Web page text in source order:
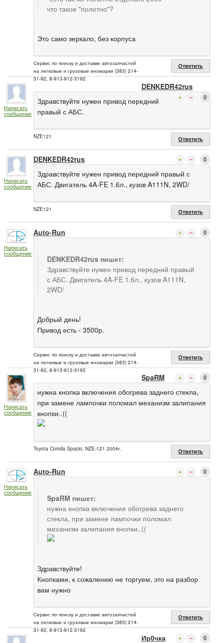
что такое "полотно"?
Это само зеркало, без корпуса
Сервис по поиску и доставке автозапчастей
на легковые и грузовые иномарки (383) 214-
31-92, 8-913-912-3192
Ответить
Написать
сообщение
DENKEDR42rus
0
Здравствуйте нужен привод передний
правый с АБС.
NZE121 Ответить
Написать
сообщение
DENKEDR42rus 0
Здравствуйте нужен привод передний правый с
АБС. Двигатель 4A-FE 1.6л., кузов A111N, 2WD/
NZE121 Ответить
Написать
сообщение
Auto-Run 0
DENKEDR42rus пишет:
Здравствуйте нужен привод передний правый
с АБС. Двигатель 4A-FE 1.6л., кузов A111N,
2WD/
Добрый день!
Привод есть - 3500р.
Сервис по поиску и доставке автозапчастей
на легковые и грузовые иномарки (383) 214-
31-92, 8-913-912-3192
Ответить
Написать
сообщение
SpaRM 0
нужна кнопка включения обогрева заднего стекла,
при замене лампочки поломал механизм залипания
кнопки..((
Toyota Corolla Spacio, NZE-121 2004г. Ответить
Написать
сообщение
Auto-Run 0
SpaRM пишет:
нужна кнопка включения обогрева заднего
стекла, при замене лампочки поломал
механизм залипания кнопки..((
Здравствуйте!
Кнопками, к сожалению не торгуем, это на разбор
вам нужно
Сервис по поиску и доставке автозапчастей
на легковые и грузовые иномарки (383) 214-
31-92, 8-913-912-3192
Ответить
Ир0чка 0